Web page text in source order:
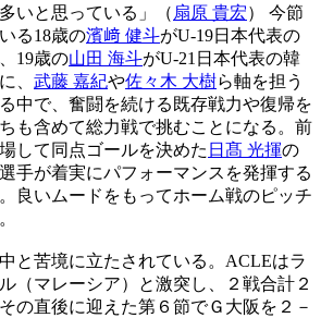
いと思っている」（ 扇原 貴宏） 今節
る18歳の濱﨑 健斗がU-19日本代表の
19歳の山田 海斗がU-21日本代表の韓
、 武藤 嘉紀や佐々木 大樹ら軸を担う
中で、奮闘を続ける既存戦力や復帰を
も含めて総力戦で挑むことになる。前
して同点ゴールを決めた 日髙 光揮の
手が着実にパフォーマンスを発揮する
良いムードをもってホーム戦のピッチ
と苦境に立たされている。ACLEはラ
（マレーシア）と激突し、２戦合計２
の直後に迎えた第６節でＧ大阪を２－